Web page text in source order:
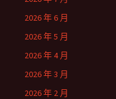
2026 年 6 月
2026 年 5 月
2026 年 4 月
2026 年 3 月
2026 年 2 月